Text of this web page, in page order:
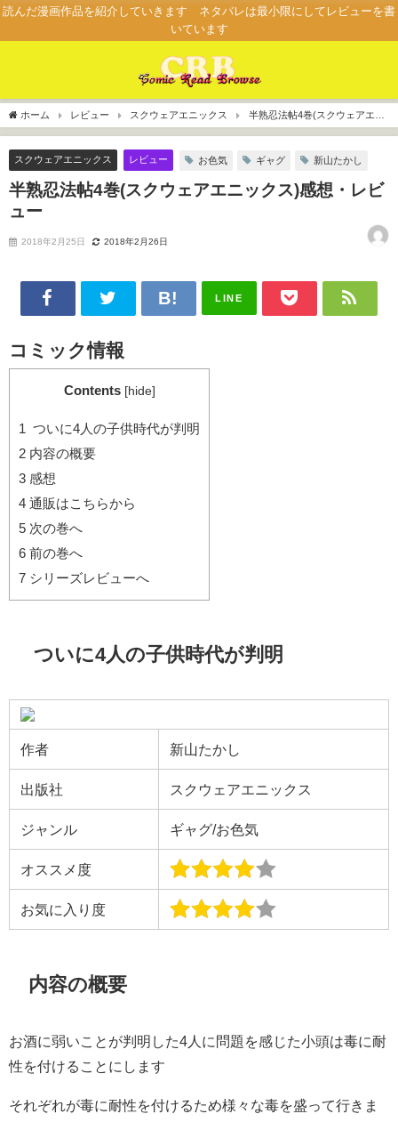
読んだ漫画作品を紹介していきます ネタバレは最小限にしてレビューを書
いています
ホーム レビュー スクウェアエニックス
半熟忍法帖4巻(スクウェアエニ
ックス)感想・レビュー
スクウェアエニックス レビュー お色気 ギャグ 新山たかし
半熟忍法帖4巻(スクウェアエニックス)感想・レビ
ュー
2018年2月25日 2018年2月26日
LINE
コミック情報
Contents [hide]
1
ついに4人の子供時代が判明
2 内容の概要
3 感想
4 通販はこちらから
5 次の巻へ
6 前の巻へ
7 シリーズレビューへ
ついに4人の子供時代が判明
作者 新山たかし
出版社 スクウェアエニックス
ジャンル ギャグ/お色気
オススメ度
お気に入り度
内容の概要
お酒に弱いことが判明した4人に問題を感じた小頭は毒に耐
性を付けることにします
それぞれが毒に耐性を付けるため様々な毒を盛って行きま